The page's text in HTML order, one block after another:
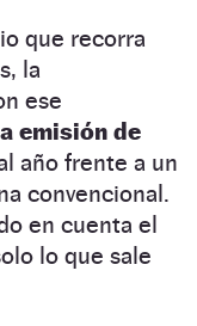
que recorra
la
ese
emisión de
año frente a un
convencional.
en cuenta el
lo que sale